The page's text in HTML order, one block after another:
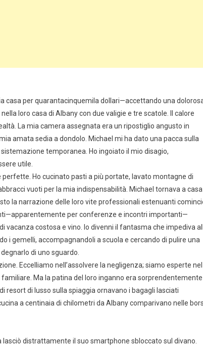
casa per quarantacinquemila dollari—accettando una
loro casa di Albany con due valigie e tre scatole. Il calore
La mia camera assegnata era un ripostiglio angusto in
amata sedia a dondolo. Michael mi ha dato una pacca sulla
temporanea. Ho ingoiato il mio disagio,
utile.
Ho cucinato pasti a più portate, lavato montagne di
vuoti per la mia indispensabilità. Michael tornava a casa
la narrazione delle loro vite professionali estenuanti
per conferenze e incontri importanti—
costosa e vino. Io divenni il fantasma che impediva
i gemelli, accompagnandoli a scuola e cercando di pulire una
di uno sguardo.
Eccelliamo nell’assolvere la negligenza; siamo esperte nel
Ma la patina del loro inganno era sorprendentemente
resort di lusso sulla spiaggia ornavano i bagagli lasciati
a centinaia di chilometri da Albany comparivano nelle
distrattamente il suo smartphone sbloccato sul divano.